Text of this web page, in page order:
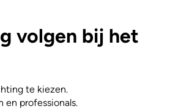
volgen bij het
te kiezen.
en professionals.